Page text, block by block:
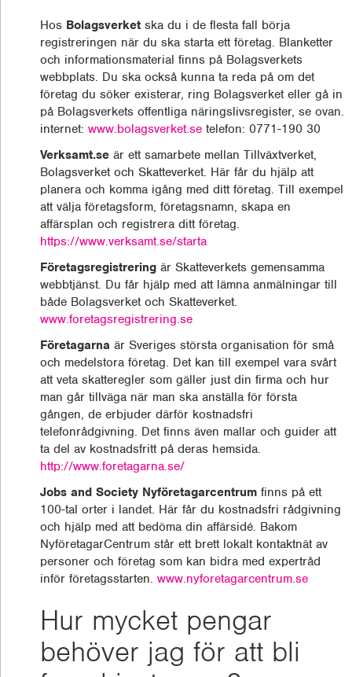
Hos Bolagsverket ska du i de flesta fall börja
registreringen när du ska starta ett företag. Blanketter
och informationsmaterial finns på Bolagsverkets
webbplats. Du ska också kunna ta reda på om det
företag du söker existerar, ring Bolagsverket eller gå in
på Bolagsverkets offentliga näringslivsregister, se ovan.
internet: www.bolagsverket.se telefon: 0771-190 30
Verksamt.se är ett samarbete mellan Tillväxtverket,
Bolagsverket och Skatteverket. Här får du hjälp att
planera och komma igång med ditt företag. Till exempel
att välja företagsform, företagsnamn, skapa en
affärsplan och registrera ditt företag.
https://www.verksamt.se/starta
Företagsregistrering är Skatteverkets gemensamma
webbtjänst. Du får hjälp med att lämna anmälningar till
både Bolagsverket och Skatteverket.
www.foretagsregistrering.se
Företagarna är Sveriges största organisation för små
och medelstora företag. Det kan till exempel vara svårt
att veta skatteregler som gäller just din firma och hur
man går tillväga när man ska anställa för första
gången, de erbjuder därför kostnadsfri
telefonrådgivning. Det finns även mallar och guider att
ta del av kostnadsfritt på deras hemsida.
http://www.foretagarna.se/
Jobs and Society Nyföretagarcentrum finns på ett
100-tal orter i landet. Här får du kostnadsfri rådgivning
och hjälp med att bedöma din affärsidé. Bakom
NyföretagarCentrum står ett brett lokalt kontaktnät av
personer och företag som kan bidra med expertråd
inför företagsstarten. www.nyforetagarcentrum.se
Hur mycket pengar
behöver jag för att bli